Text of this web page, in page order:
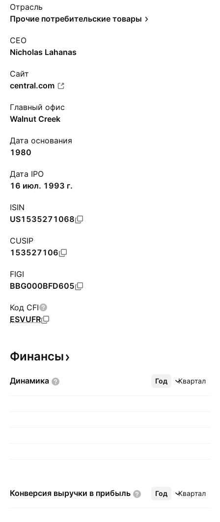
Отрасль
Прочие потребительские товары
CEO
Nicholas Lahanas
Сайт
central.com
Главный офис
Walnut Creek
Дата основания
1980
Дата IPO
16 июл. 1993 г.
ISIN
US1535271068
CUSIP
153527106
FIGI
BBG000BFD605
Код CFI
ESVUFR
Финансы
Динамика Год Квартал
Ещё
Конверсия выручки в прибыль Год Квартал
Ещё